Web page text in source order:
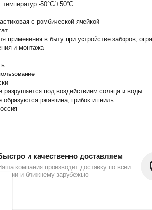
температур -50°С/+50°С
c ромбической ячейкой
применения в быту при устройстве заборов,
и монтажа
разрушается под воздействием солнца и воды
образуются ржавчина, грибок и гниль
и качественно доставляем
компания производит доставку по всей
России и ближнему зарубежью